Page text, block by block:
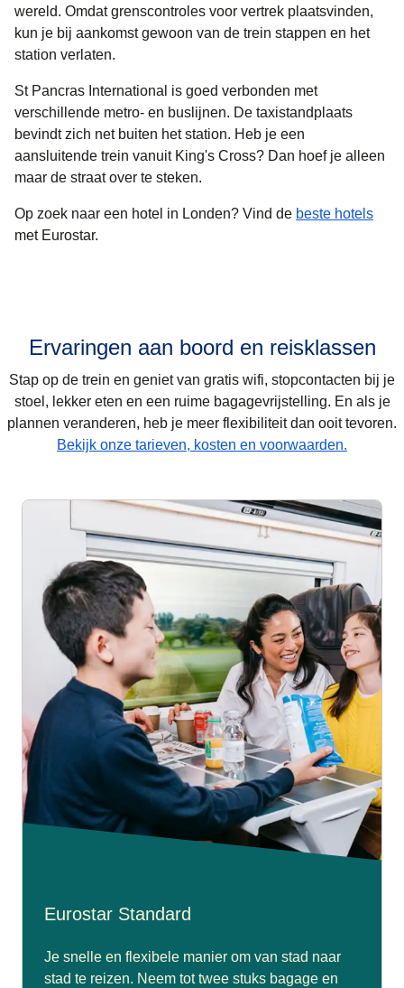
wereld. Omdat grenscontroles voor vertrek plaatsvinden,
kun je bij aankomst gewoon van de trein stappen en het
station verlaten.
St Pancras International is goed verbonden met
verschillende metro- en buslijnen. De taxistandplaats
bevindt zich net buiten het station. Heb je een
aansluitende trein vanuit King's Cross? Dan hoef je alleen
maar de straat over te steken.
Op zoek naar een hotel in Londen? Vind de beste hotels
met Eurostar.
Ervaringen aan boord en reisklassen
Stap op de trein en geniet van gratis wifi, stopcontacten bij je
stoel, lekker eten en een ruime bagagevrijstelling. En als je
plannen veranderen, heb je meer flexibiliteit dan ooit tevoren.
Bekijk onze tarieven, kosten en voorwaarden.
Eurostar Standard
Je snelle en flexibele manier om van stad naar
stad te reizen. Neem tot twee stuks bagage en